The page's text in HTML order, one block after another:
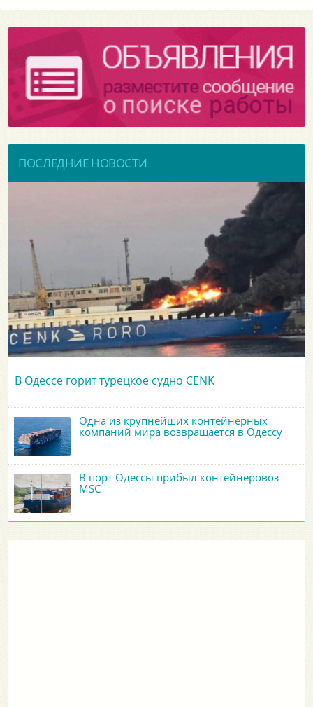
ПОСЛЕДНИЕ НОВОСТИ
В Одессе горит турецкое судно CENK
Одна из крупнейших контейнерных
компаний мира возвращается в Одессу
В порт Одессы прибыл контейнеровоз
MSC